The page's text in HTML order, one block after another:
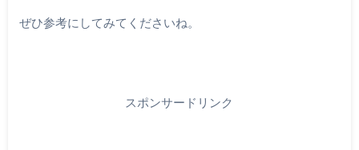
ぜひ参考にしてみてくださいね。
スポンサードリンク